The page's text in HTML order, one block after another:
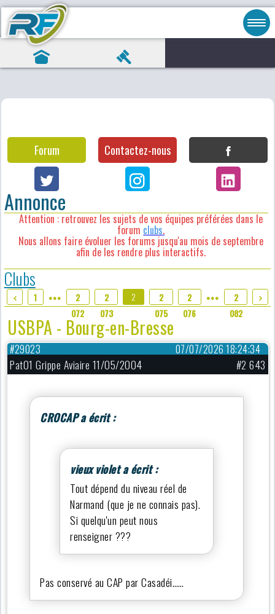
Forum Contactez-nous
Annonce
Attention : retrouvez les sujets de vos équipes préférées dans le
forum clubs.
Nous allons faire évoluer les forums jusqu'au mois de septembre
afin de les rendre plus interactifs.
Clubs
1 ●●●
2
072
2
073
2
2
075
2
076
●●●
2
082
USBPA - Bourg-en-Bresse
07/07/2026 18:24:34
#29023
Pat01 Grippe Aviaire 11/05/2004 #2 643
CROCAP a écrit :
vieux violet a écrit :
Tout dépend du niveau réel de
Narmand (que je ne connais pas).
Si quelqu'un peut nous
renseigner ???
Pas conservé au CAP par Casadéi……